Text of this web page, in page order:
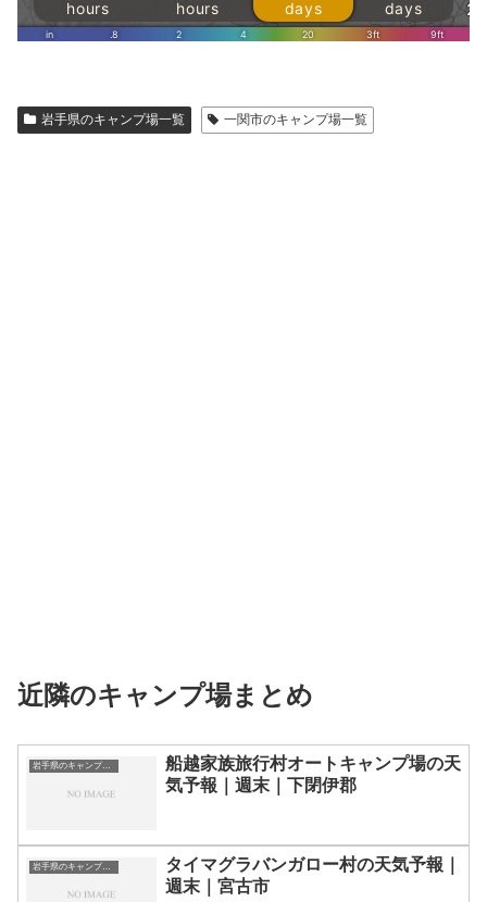
岩手県のキャンプ場一覧 一関市のキャンプ場一覧
近隣のキャンプ場まとめ
岩手県のキャンプ場一覧
船越家族旅行村オートキャンプ場の天
気予報｜週末｜下閉伊郡
岩手県のキャンプ場一覧
タイマグラバンガロー村の天気予報｜
週末｜宮古市